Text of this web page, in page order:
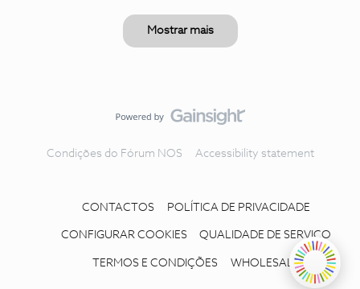
Mostrar mais
Condições do Fórum NOS Accessibility statement
CONTACTOS POLÍTICA DE PRIVACIDADE
CONFIGURAR COOKIES QUALIDADE DE SERVIÇO
TERMOS E CONDIÇÕES WHOLESALE